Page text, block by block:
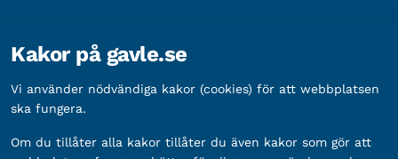
Organisationsnummer: 212000-2338
Bankgironummer: 5888-2333
Kakor på gavle.se
Vi använder nödvändiga kakor (cookies) för att webbplatsen
ska fungera.
Om du tillåter alla kakor tillåter du även kakor som gör att